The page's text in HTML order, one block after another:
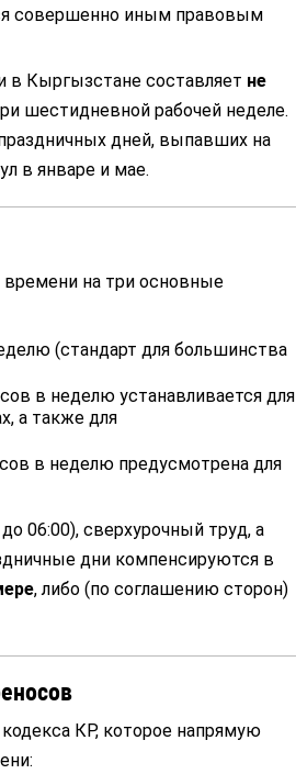
совершенно иным правовым
в Кыргызстане составляет не
шестидневной рабочей неделе.
дней, выпавших на
в январе и мае.
времени на три основные
(стандарт для большинства
в неделю устанавливается для
а также для
в неделю предусмотрена для
06:00), сверхурочный труд, а
дни компенсируются в
, либо (по соглашению сторон)
КР, которое напрямую